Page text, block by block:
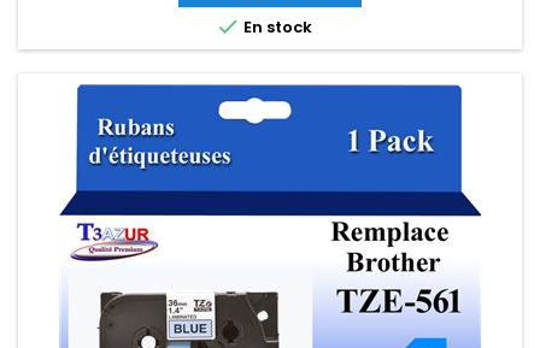
 En stock